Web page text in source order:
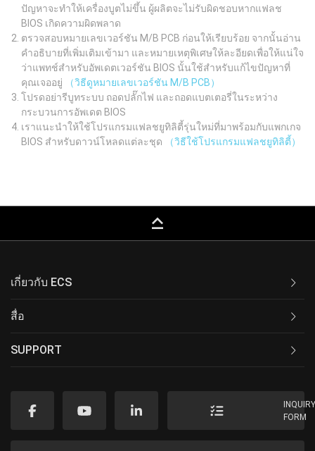
ปัญหาจะทำให้เครื่องบูตไม่ขึ้น ผู้ผลิตจะไม่รับผิดชอบหากแฟลช
BIOS เกิดความผิดพลาด
ตรวจสอบหมายเลขเวอร์ชัน M/B PCB ก่อนให้เรียบร้อย จากนั้นอ่าน
คำอธิบายที่เพิ่มเติมเข้ามา และหมายเหตุพิเศษให้ละอียดเพื่อให้แน่ใจ
ว่าแพทช์สำหรับอัพเดตเวอร์ชัน BIOS นั้นใช้สำหรับแก้ไขปัญหาที่
คุณเจออยู่
（วิธีดูหมายเลขเวอร์ชัน M/B PCB）
โปรดอย่ารีบูทระบบ ถอดปลั๊กไฟ และถอดแบตเตอรี่ในระหว่าง
กระบวนการอัพเดต BIOS
เราแนะนำให้ใช้โปรแกรมแฟลชยูทิลิตี้รุ่นใหม่ที่มาพร้อมกับแพกเกจ
BIOS สำหรับดาวน์โหลดแต่ละชุด
（วิธีใช้โปรแกรมแฟลชยูทิลิตี้）
keyboard_capslock
เกี่ยวกับ ECS
สื่อ
SUPPORT
FORM